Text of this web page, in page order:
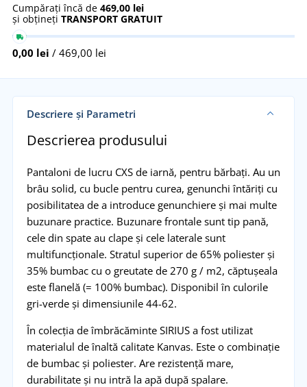
Cumpărați încă de 469,00 lei
și obțineți TRANSPORT GRATUIT
0,00 lei / 469,00 lei
Descriere și Parametri
Descrierea produsului
Pantaloni de lucru CXS de iarnă, pentru bărbați. Au un
brâu solid, cu bucle pentru curea, genunchi întăriți cu
posibilitatea de a introduce genunchiere și mai multe
buzunare practice. Buzunare frontale sunt tip pană,
cele din spate au clape și cele laterale sunt
multifuncționale. Stratul superior de 65% poliester și
35% bumbac cu o greutate de 270 g / m2, căptușeala
este flanelă (= 100% bumbac). Disponibil în culorile
gri-verde și dimensiunile 44-62.
În colecția de îmbrăcăminte SIRIUS a fost utilizat
materialul de înaltă calitate Kanvas. Este o combinație
de bumbac și poliester. Are rezistență mare,
durabilitate și nu intră la apă după spalare.